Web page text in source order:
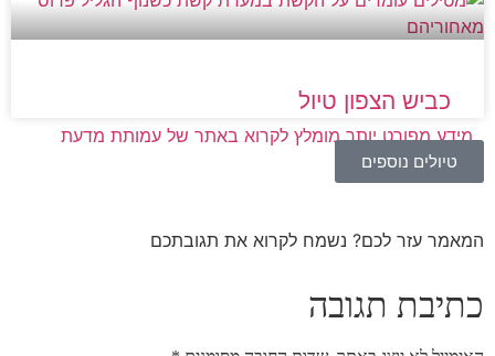
מהשטח בהקדם האפשרי. בהתאם למקרה יש להזעיק גורמים
רלוונטיים. מומלץ מאוד להוריד את האפליקציהמדא שלי–
להזעקת עזרה.
מידע מפורט יותר מומלץ לקרוא באתר של עמותת מדעת
כביש הצפון טיול
טיולים נוספים
המאמר עזר לכם? נשמח לקרוא את תגובתכם
כתיבת תגובה